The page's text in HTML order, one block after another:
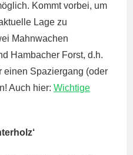
Kommt vorbei, um
Lage zu
Mahnwachen
Hambacher Forst, d.h.
einen Spaziergang (oder
Auch hier:Wichtige